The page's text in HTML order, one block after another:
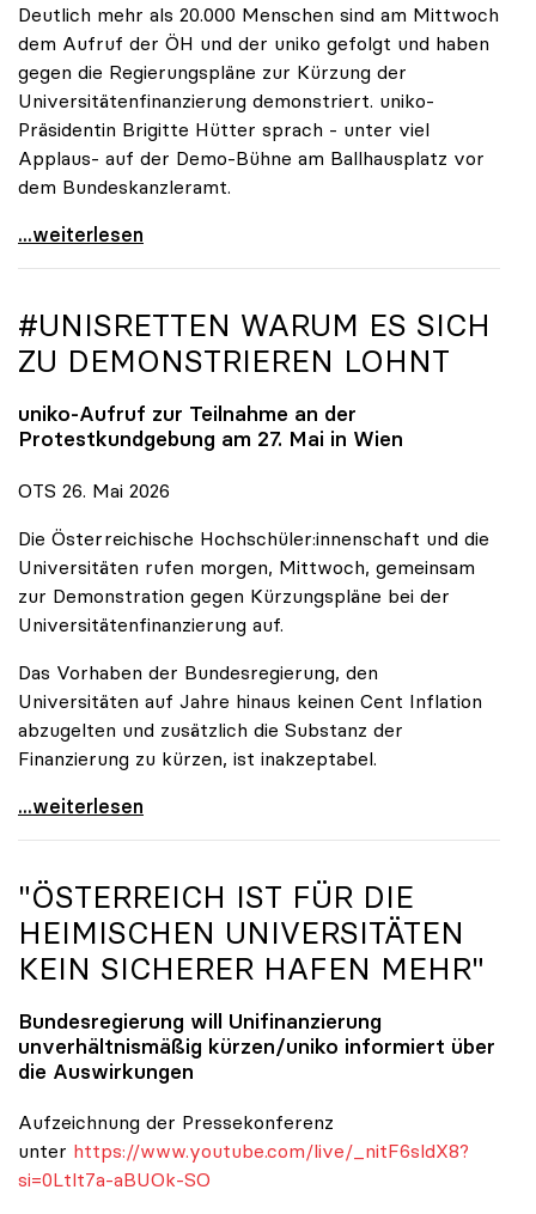
Deutlich mehr als 20.000 Menschen sind am Mittwoch
dem Aufruf der ÖH und der uniko gefolgt und haben
gegen die Regierungspläne zur Kürzung der
Universitätenfinanzierung demonstriert. uniko-
Präsidentin Brigitte Hütter sprach - unter viel
Applaus- auf der Demo-Bühne am Ballhausplatz vor
dem Bundeskanzleramt.
\"Wir nehmen es nicht hin\": Rede von
...weiterlesen
#UNISRETTEN WARUM ES SICH
ZU DEMONSTRIEREN LOHNT
uniko-Aufruf zur Teilnahme an der
Protestkundgebung am 27. Mai in Wien
OTS 26. Mai 2026
Die Österreichische Hochschüler:innenschaft und die
Universitäten rufen morgen, Mittwoch, gemeinsam
zur Demonstration gegen Kürzungspläne bei der
Universitätenfinanzierung auf.
Das Vorhaben der Bundesregierung, den
Universitäten auf Jahre hinaus keinen Cent Inflation
abzugelten und zusätzlich die Substanz der
Finanzierung zu kürzen, ist inakzeptabel.
#UnisRetten Warum es sich zu demonstrieren lohnt
...weiterlesen
"ÖSTERREICH IST FÜR DIE
HEIMISCHEN UNIVERSITÄTEN
KEIN SICHERER HAFEN MEHR"
Bundesregierung will Unifinanzierung
unverhältnismäßig kürzen/uniko informiert über
die Auswirkungen
Aufzeichnung der Pressekonferenz
unter https://www.youtube.com/live/_nitF6sldX8?
si=0Ltlt7a-aBUOk-SO